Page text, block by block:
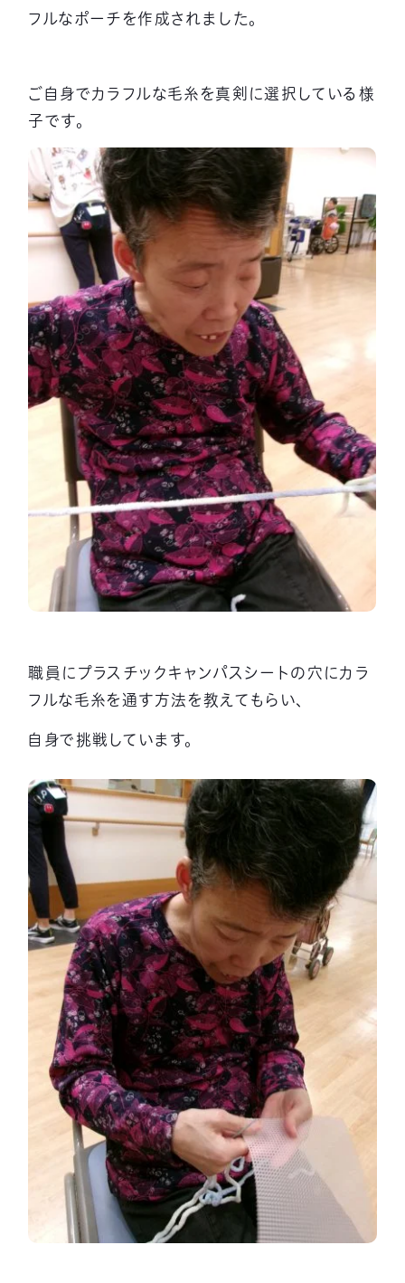
フルなポーチを作成されました。
ご自身でカラフルな毛糸を真剣に選択している様
子です。
職員にプラスチックキャンパスシートの穴にカラ
フルな毛糸を通す方法を教えてもらい、
自身で挑戦しています。